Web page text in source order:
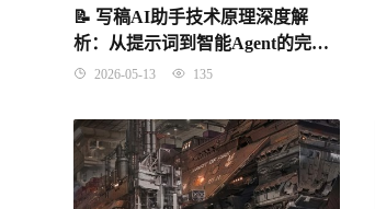
📝 写稿AI助手技术原理深度解
析：从提示词到智能Agent的完整
技术链条
2026-05-13 135